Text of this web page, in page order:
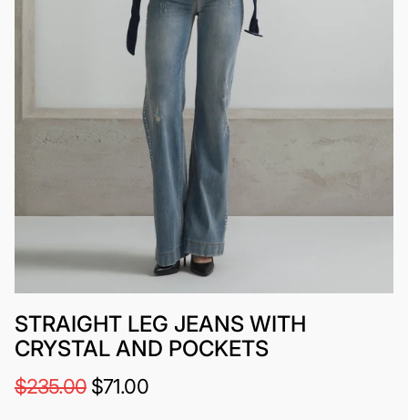
STRAIGHT LEG JEANS WITH
CRYSTAL AND POCKETS
$235.00$71.00